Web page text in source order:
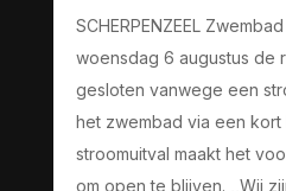
SCHERPENZEEL
woensdag 6 augustus de
gesloten vanwege een
het zwembad via een kort
stroomuitval maakt het
om open te blijven. ,,Wij